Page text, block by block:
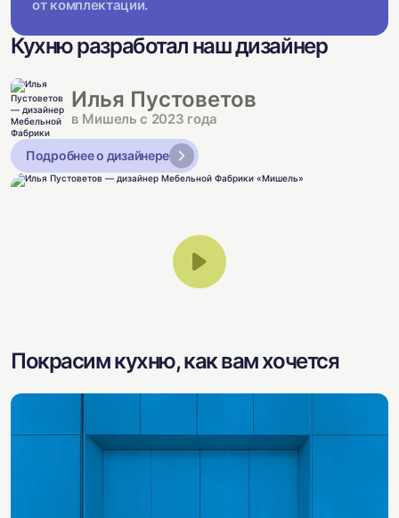
от комплектации.
Кухню разработал наш дизайнер
Илья Пустоветов
в Мишель с 2023 года
Подробнее о дизайнере
Покрасим кухню, как вам хочется